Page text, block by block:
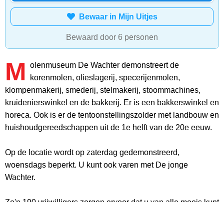
Bewaar in Mijn Uitjes
Bewaard door 6 personen
M
olenmuseum De Wachter demonstreert de
korenmolen, olieslagerij, specerijenmolen,
klompenmakerij, smederij, stelmakerij, stoommachines,
kruidenierswinkel en de bakkerij. Er is een bakkerswinkel en
horeca. Ook is er de tentoonstellingszolder met landbouw en
huishoudgereedschappen uit de 1e helft van de 20e eeuw.
Op de locatie wordt op zaterdag gedemonstreerd,
woensdags beperkt. U kunt ook varen met De jonge
Wachter.